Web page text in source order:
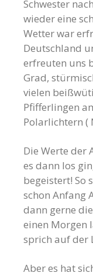
Schwester
wieder eine
Wetter war
Deutschland
erfreuten uns
Grad,
vielen
Pfifferlingen
Polarlichtern (
Die Werte der
es dann los
begeistert! So
schon Anfang
dann gerne
einen Morgen
sprich auf der
Aber es hat